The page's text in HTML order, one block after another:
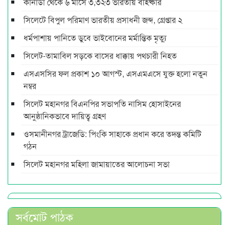
সিলেটে বিপুল পরিমাণ ভারতীয় প্রসাধনী জব্দ, গ্রেপ্তার ২
ধর্মপাশায় পানিতে ডুবে ভাইবোনের মর্মান্তিক মৃত্যু
সিলেট-তামাবিল সড়কে বাসের ধাক্কায় পথচারী নিহত
এসএসসির ফল প্রকাশ ১০ আগস্ট, এসএমএসে যুক্ত হলো নতুন
নম্বর
সিলেট মহানগর বিএনপির সভাপতি নাসিম হোসাইনের
আনুষ্ঠানিকভাবে দায়িত্ব গ্রহণ
ওসমানীনগর ট্রাজেডি: পিংকি সাহাকে প্রধান করে তদন্ত কমিটি
গঠন
সিলেট মহানগর মহিলা জামায়াতের আলোচনা সভা
সর্বমোট পাঠক